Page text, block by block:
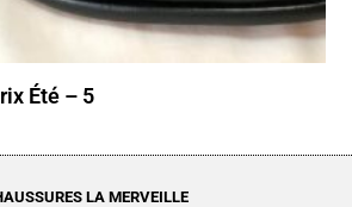
Été – 5
LA MERVEILLE